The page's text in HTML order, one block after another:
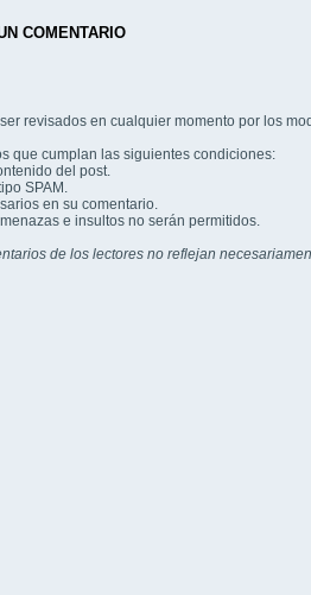
COMENTARIO
revisados en cualquier momento por los
que cumplan las siguientes condiciones:
del post.
SPAM.
en su comentario.
e insultos no serán permitidos.
de los lectores no reflejan